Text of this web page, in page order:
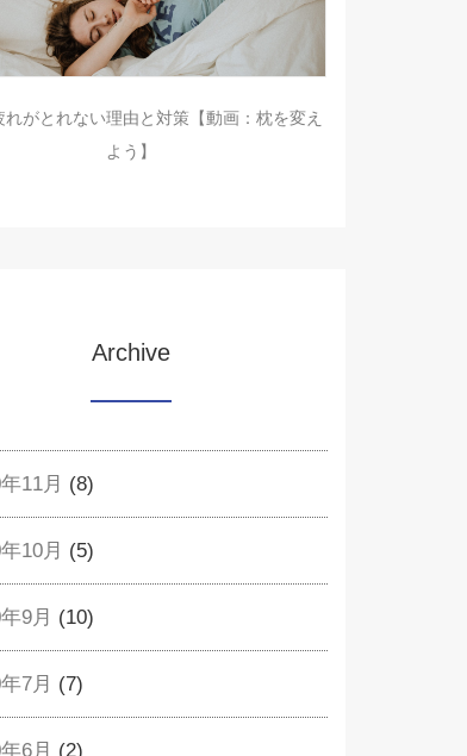
れがとれない理由と対策【動画：枕を変え
よう】
Archive
11月 (8)
10月 (5)
9月 (10)
7月 (7)
6月 (2)